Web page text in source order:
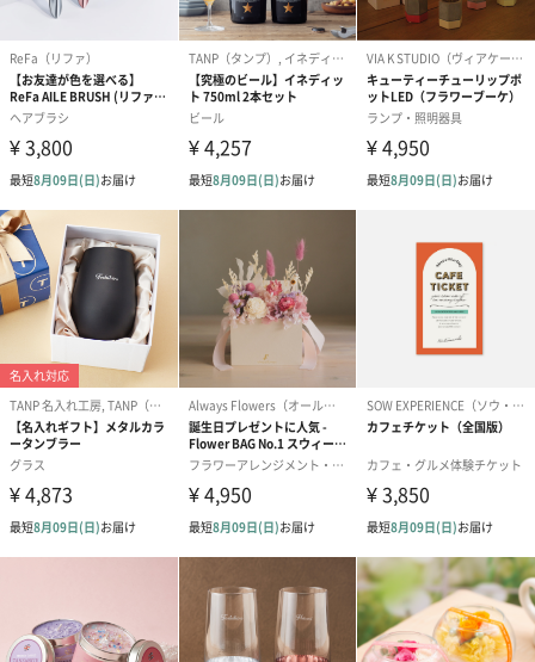
シーズンブーケ（ひま
わり）（1,880円）
ーン）（1,650円）
（1,650円）
ドライフラワー・プリザーブドフラワー
自然のお花で作ったドライフラワー・プリザーブドフラワーを同
梱します。
一部花材が写真と異なる場合がございます。予めご了承くださ
い。パッケージに入れてお届けします。